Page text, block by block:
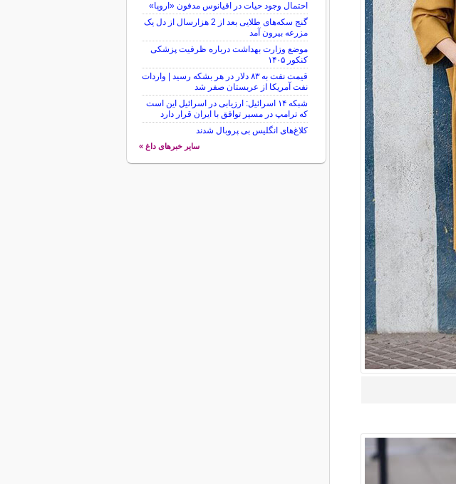
احتمال وجود حیات در اقیانوس مدفون «اروپا»
گنج سکه‌های طلایی بعد از 2 هزارسال از دل یک
مزرعه بیرون آمد
موضع وزارت بهداشت درباره ظرفیت پزشکی
کنکور ۱۴۰۵
قیمت نفت به ۸۳ دلار در هر بشکه رسید | واردات
نفت آمریکا از عربستان صفر شد
شبکه ۱۴ اسرائیل: ارزیابی در اسرائیل این است
که ترامپ در مسیر توافق با ایران قرار دارد
کلاغ‌های انگلیس بی پروبال شدند
سایر خبرهای داغ »